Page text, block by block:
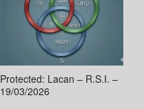
Protected: Lacan – R.S.I. –
19/03/2026